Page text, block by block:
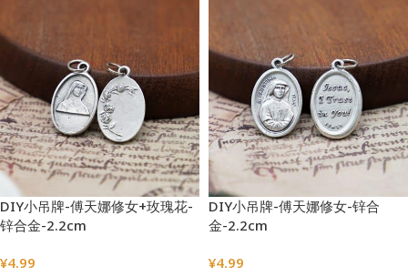
DIY小吊牌-傅天娜修女+玫瑰花-
锌合金-2.2cm
¥4.99
DIY小吊牌-傅天娜修女-锌合
金-2.2cm
¥4.99